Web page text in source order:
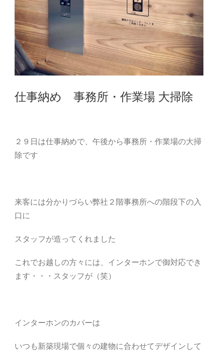
仕事納め 事務所・作業場 大掃除
２９日は仕事納めで、午後から事務所・作業場の大掃
除です
来客には分かりづらい弊社２階事務所への階段下の入
口に
スタッフが造ってくれました
これでお越しの方々には、インターホンで御対応でき
ます・・・スタッフが（笑）
インターホンのカバーは
いつも新築現場で個々の建物に合わせてデザインして